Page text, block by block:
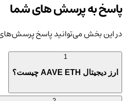
پاسخ به پرسش های شما
در این بخش می‌توانید پاسخ پرسش‌های
ارز دیجیتال AAVE ETH چیست؟